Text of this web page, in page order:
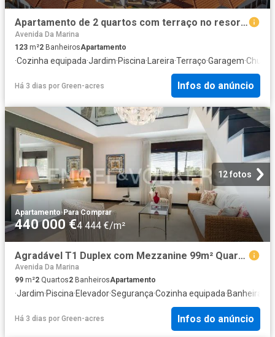
Apartamento de 2 quartos com terraço no resort de golfe Vila. 123m² Quarteira
Avenida Da Marina
123 m²2 BanheirosApartamento
·Cozinha equipada·Jardim·Piscina· Lareira·Terraço·Garagem·
Há 3 dias por Green-acres Infos do anúncio
12 fotos
Apartamento·Para Comprar
440 000 €4 444 €/m²
Agradável T1 Duplex com Mezzanine 99m² Quarteira
Avenida Da Marina
99 m²2 Quartos2 BanheirosApartamento
·Jardim·Piscina·Elevador·Segurança·Cozinha equipada·Banheira
Há 3 dias por Green-acres Infos do anúncio